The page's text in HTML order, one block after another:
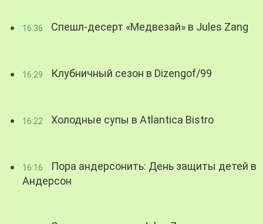
16:36 Спешл-десерт «Медвезай» в Jules Zang
16:29 Клубничный сезон в Dizengof/99
16:22 Холодные супы в Atlantica Bistro
16:16
Пора андерсонить: День защиты детей в
Андерсон